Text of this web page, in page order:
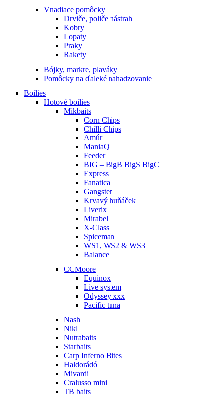
Vnadiace pomôcky
Drviče, poliče nástrah
Kobry
Lopaty
Praky
Rakety
Bójky, markre, plaváky
Pomôcky na ďaleké nahadzovanie
Boilies
Hotové boilies
Mikbaits
Corn Chips
Chilli Chips
Amúr
ManiaQ
Feeder
BIG – BigB BigS BigC
Express
Fanatica
Gangster
Krvavý huňáček
Liverix
Mirabel
X-Class
Spiceman
WS1, WS2 & WS3
Balance
CCMoore
Equinox
Live system
Odyssey xxx
Pacific tuna
Nash
Nikl
Nutrabaits
Starbaits
Carp Inferno Bites
Haldorádó
Mivardi
Cralusso mini
TB baits